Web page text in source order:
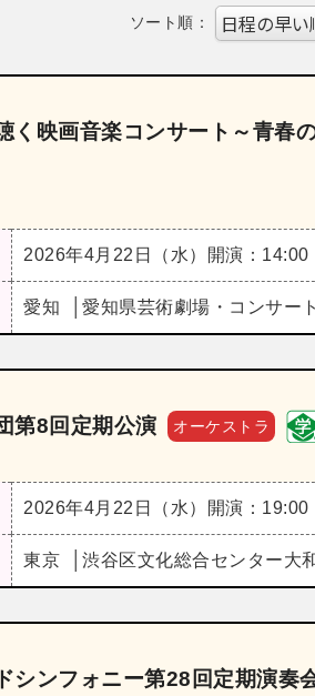
ソート順：
く映画音楽コンサート～青
2026年4月22日（水） 開演：14:00
愛知 愛知県芸術劇場・コンサー
第8回定期公演 オーケストラ
2026年4月22日（水） 開演：19:00
東京 渋谷区文化総合センター大
シンフォニー第28回定期演奏